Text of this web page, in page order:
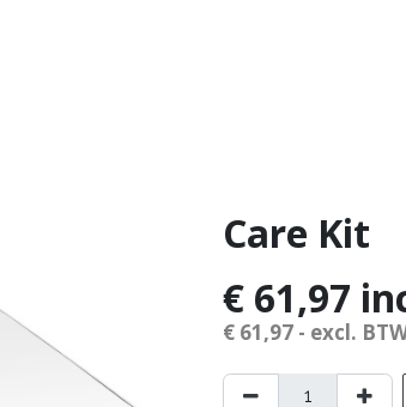
Care Kit
€ 61,97
€ 61,97 - excl.